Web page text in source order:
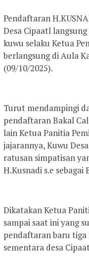
Pendaftaran
Desa Cipaatl
kuwu selaku Ketua
berlangsung di Aula
(09/10/2025).
Turut mendampingi
pendaftaran Bakal
lain Ketua Panitia
jajarannya, Kuwu
ratusan simpatisan
H.Kusnadi s.e sebagai
Dikatakan Ketua
sampai saat ini yang
pendaftaran baru tiga
sementara desa